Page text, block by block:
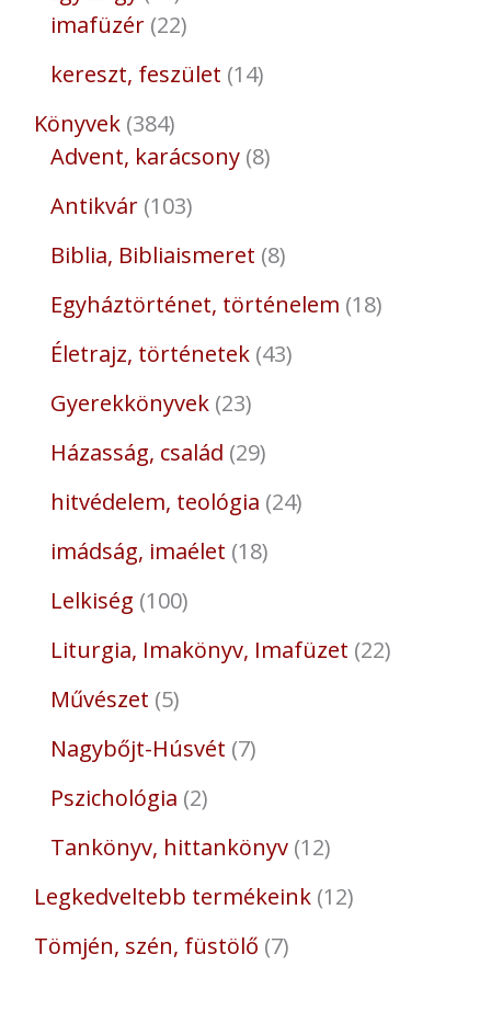
imafüzér 22
kereszt, feszület 14
Könyvek 384
Advent, karácsony 8
Antikvár 103
Biblia, Bibliaismeret 8
Egyháztörténet, történelem 18
Életrajz, történetek 43
Gyerekkönyvek 23
Házasság, család 29
hitvédelem, teológia 24
imádság, imaélet 18
Lelkiség 100
Liturgia, Imakönyv, Imafüzet 22
Művészet 5
Nagybőjt-Húsvét 7
Pszichológia 2
Tankönyv, hittankönyv 12
Legkedveltebb termékeink 12
Tömjén, szén, füstölő 7